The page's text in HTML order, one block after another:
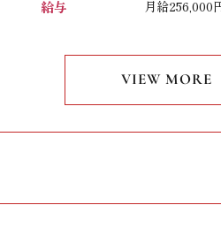
給与 月給256,000
基本給：
処遇改善手当
上記を超え
VIEW MORE